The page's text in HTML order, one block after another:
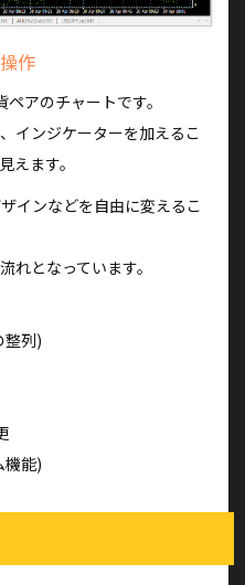
作
アのチャートです。
インジケーターを加えるこ
えます。
インなどを自由に変えるこ
れとなっています。
整列)
機能)